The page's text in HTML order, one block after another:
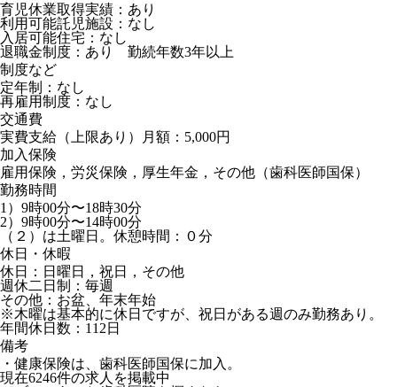
育児休業取得実績：あり
利用可能託児施設：なし
入居可能住宅：なし
退職金制度：あり 勤続年数3年以上
制度など
定年制：なし
再雇用制度：なし
交通費
実費支給（上限あり）月額：5,000円
加入保険
雇用保険，労災保険，厚生年金，その他（歯科医師国保）
勤務時間
1）9時00分〜18時30分
2）9時00分〜14時00分
（２）は土曜日。休憩時間：０分
休日・休暇
休日：日曜日，祝日，その他
週休二日制：毎週
その他：お盆、年末年始
※木曜は基本的に休日ですが、祝日がある週のみ勤務あり。
年間休日数：112日
備考
・健康保険は、歯科医師国保に加入。
現在6246件の求人を掲載中